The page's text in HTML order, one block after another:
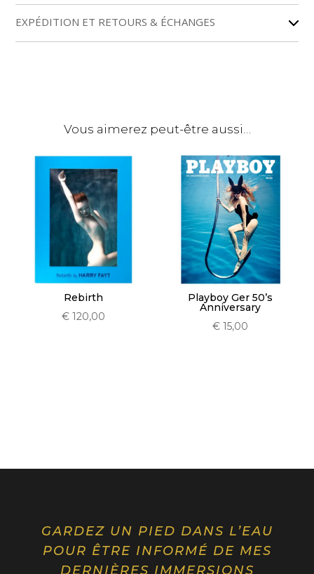
t
i
EXPÉDITION ET RETOURS & ÉCHANGES
Vous aimerez peut-être aussi…
Rebirth
€ 120,00
Playboy Ger 50’s
Anniversary
€ 15,00
GARDEZ UN PIED DANS L’EAU
POUR ÊTRE INFORMÉ DE MES
DERNIÈRES IMMERSIONS